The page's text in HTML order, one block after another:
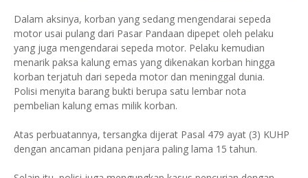
Dalam aksinya, korban yang sedang mengendarai sepeda
motor usai pulang dari Pasar Pandaan dipepet oleh pelaku
yang juga mengendarai sepeda motor. Pelaku kemudian
menarik paksa kalung emas yang dikenakan korban hingga
korban terjatuh dari sepeda motor dan meninggal dunia.
Polisi menyita barang bukti berupa satu lembar nota
pembelian kalung emas milik korban.
Atas perbuatannya, tersangka dijerat Pasal 479 ayat (3) KUHP
dengan ancaman pidana penjara paling lama 15 tahun.